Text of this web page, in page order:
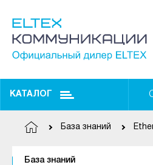
КАТАЛОГ
База знаний
База знаний